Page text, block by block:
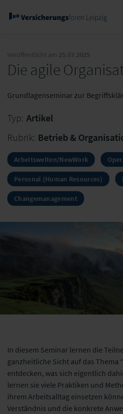
Veröffentlicht am 25.07.2025
Die agile
Grundlagenseminar zur
Typ: Artikel
Rubrik: Betrieb &
Arbeitswelten/NewWork
Personal (Human Resources)
Changemanagement
In diesem Seminar lernen die
ganzheitliche Sicht auf das Thema
entdecken, was sich eigentlich
lernen sie viele Praktiken und
ihrem Arbeitsalltag einsetzen
Verständnis und die konkrete